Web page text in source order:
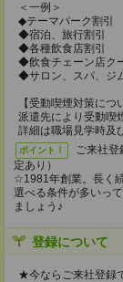
＜一例＞
◆テーマパーク割引
◆宿泊、旅行割引
◆各種飲食店割引
◆飲食チェーン店ク
◆サロン、スパ、ジ
【受動喫煙対策につ
派遣先により受動喫
詳細は職場見学時及
ポイント！
ご来社登
定あり）
☆1981年創業。長く
選べる条件が多いっ
ましょう♪
登録について
★今ならご来社登録